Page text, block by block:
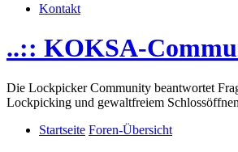
Kontakt
..:: KOKSA-
Die Lockpicker Community beantwortet
Lockpicking und gewaltfreiem
Startseite Foren-Übersicht